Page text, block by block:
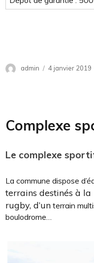
Dépôt de garantie :
Publié
4 janvier 2019
Complexe
Le complexe
La commune dispose
terrains destinés à
rugby, d’un terrain
boulodrome…